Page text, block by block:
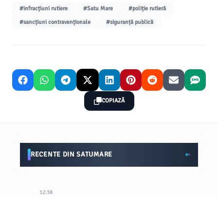
#infracțiuni rutiere #Satu Mare
#poliție rutieră
#sancțiuni contravenționale
#siguranță publică
COPIAZĂ
RECENTE DIN SATUMARE
12:38